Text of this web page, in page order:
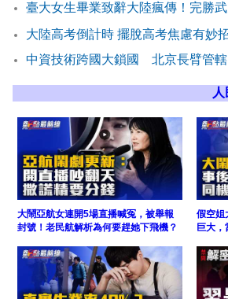
臺大女生畢業致辭大陸瘋傳！完勝
大陸高考倒計時 擺脫高考焦慮有妙
中資技術跨國大鎖國 北京長臂管
大鬧亞航女連開5場直播喊冤，被舉報
封號！老民航解析為何要趕她下飛機？
假空姐
巨大，